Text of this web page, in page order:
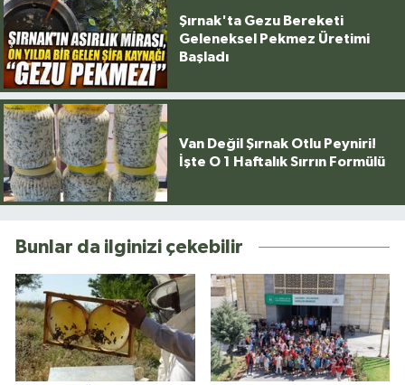
Şırnak'ta Gezu Bereketi
Geleneksel Pekmez Üretimi
Başladı
Van Değil Şırnak Otlu Peyniri!
İşte O 1 Haftalık Sırrın Formülü
Bunlar da ilginizi çekebilir